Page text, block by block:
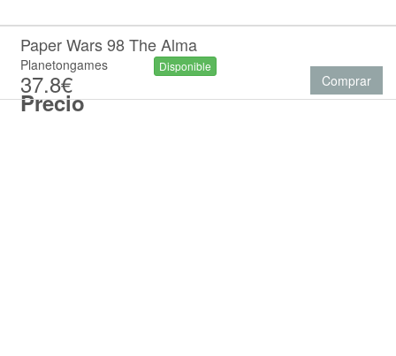
Precio
Paper Wars 98 The Alma
Planetongames
37.8€
Disponible
Comprar